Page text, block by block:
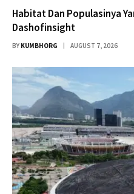
Habitat Dan Populasinya
Dashofinsight
BY KUMBHORG AUGUST 7, 2026